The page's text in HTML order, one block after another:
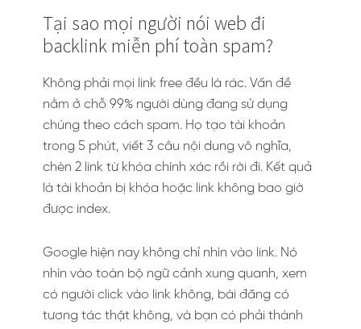
Tại sao mọi người nói web đi
backlink miễn phí toàn spam?
Không phải mọi link free đều là rác. Vấn đề
nằm ở chỗ 99% người dùng đang sử dụng
chúng theo cách spam. Họ tạo tài khoản
trong 5 phút, viết 3 câu nội dung vô nghĩa,
chèn 2 link từ khóa chính xác rồi rời đi. Kết quả
là tài khoản bị khóa hoặc link không bao giờ
được index.
Google hiện nay không chỉ nhìn vào link. Nó
nhìn vào toàn bộ ngữ cảnh xung quanh, xem
có người click vào link không, bài đăng có
tương tác thật không, và bạn có phải thành